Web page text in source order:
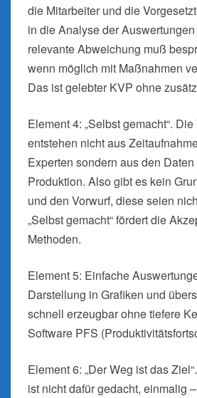
die Mitarbeiter und die
in die Analyse der
relevante Abweichung muß
wenn möglich mit Maßnahmen
Das ist gelebter KVP ohne
Element 4: „Selbst gemacht“.
entstehen nicht aus
Experten sondern aus den
Produktion. Also gibt es kein
und den Vorwurf, diese seien
„Selbst gemacht“ fördert die
Methoden.
Element 5: Einfache
Darstellung in Grafiken und
schnell erzeugbar ohne tiefere
Software PFS
Element 6: „Der Weg ist das
ist nicht dafür gedacht, einmalig